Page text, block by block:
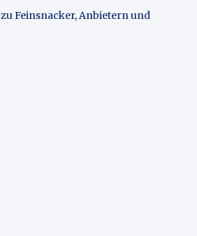
Feinsnacker, Anbietern und